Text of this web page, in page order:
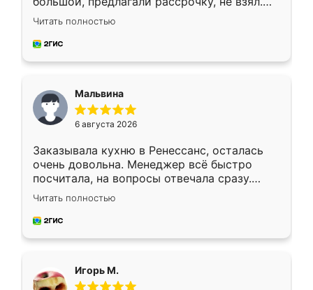
Ждал меньше месяца, сборщик с прямыми
руками. По цене вышло адекватно.
Рекомендую!
Читать полностью
Мальвина
6 августа 2026
Заказывала кухню в Ренессанс, осталась
очень довольна. Менеджер всё быстро
посчитала, на вопросы отвечала сразу.
Замерщик приехал в субботу, подошёл к
делу со всей ответственностью. Собрали
за день, ребята работали аккуратно, даже
Читать полностью
Игорь М.